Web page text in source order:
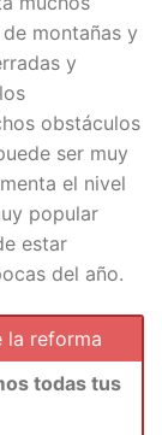
montañas y
y
obstáculos
ser muy
el nivel
popular
estar
del año.
la reforma
todas tus